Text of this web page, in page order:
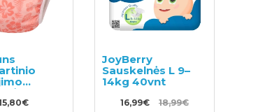
ir
JoyBerry
Sauskelnės L 9–
14kg 40vnt
16,99€ 18,99€